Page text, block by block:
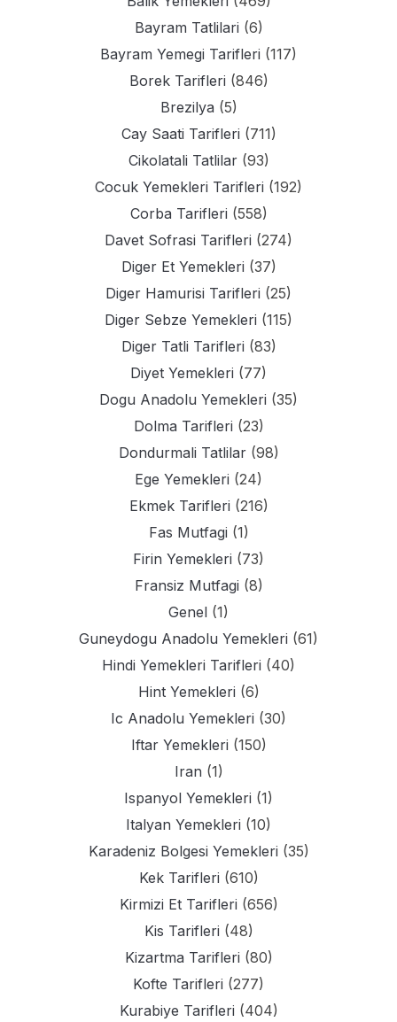
Bayram Tatlilari (6)
Bayram Yemegi Tarifleri (117)
Borek Tarifleri (846)
Brezilya (5)
Cay Saati Tarifleri (711)
Cikolatali Tatlilar(93)
Cocuk Yemekleri Tarifleri (192)
Corba Tarifleri (558)
Davet Sofrasi Tarifleri (274)
Diger Et Yemekleri (37)
Diger Hamurisi Tarifleri (25)
Diger Sebze Yemekleri (115)
Diger Tatli Tarifleri (83)
Diyet Yemekleri (77)
Dogu Anadolu Yemekleri (35)
Dolma Tarifleri (23)
Dondurmali Tatlilar(98)
Ege Yemekleri (24)
Ekmek Tarifleri (216)
Fas Mutfagi (1)
Firin Yemekleri (73)
Fransiz Mutfagi (8)
Genel (1)
Guneydogu Anadolu Yemekleri (61)
Hindi Yemekleri Tarifleri (40)
Hint Yemekleri (6)
Ic Anadolu Yemekleri (30)
Iftar Yemekleri (150)
Iran (1)
Ispanyol Yemekleri (1)
Italyan Yemekleri (10)
Karadeniz Bolgesi Yemekleri (35)
Kek Tarifleri (610)
Kirmizi Et Tarifleri (656)
Kis Tarifleri (48)
Kizartma Tarifleri (80)
Kofte Tarifleri (277)
Kurabiye Tarifleri (404)